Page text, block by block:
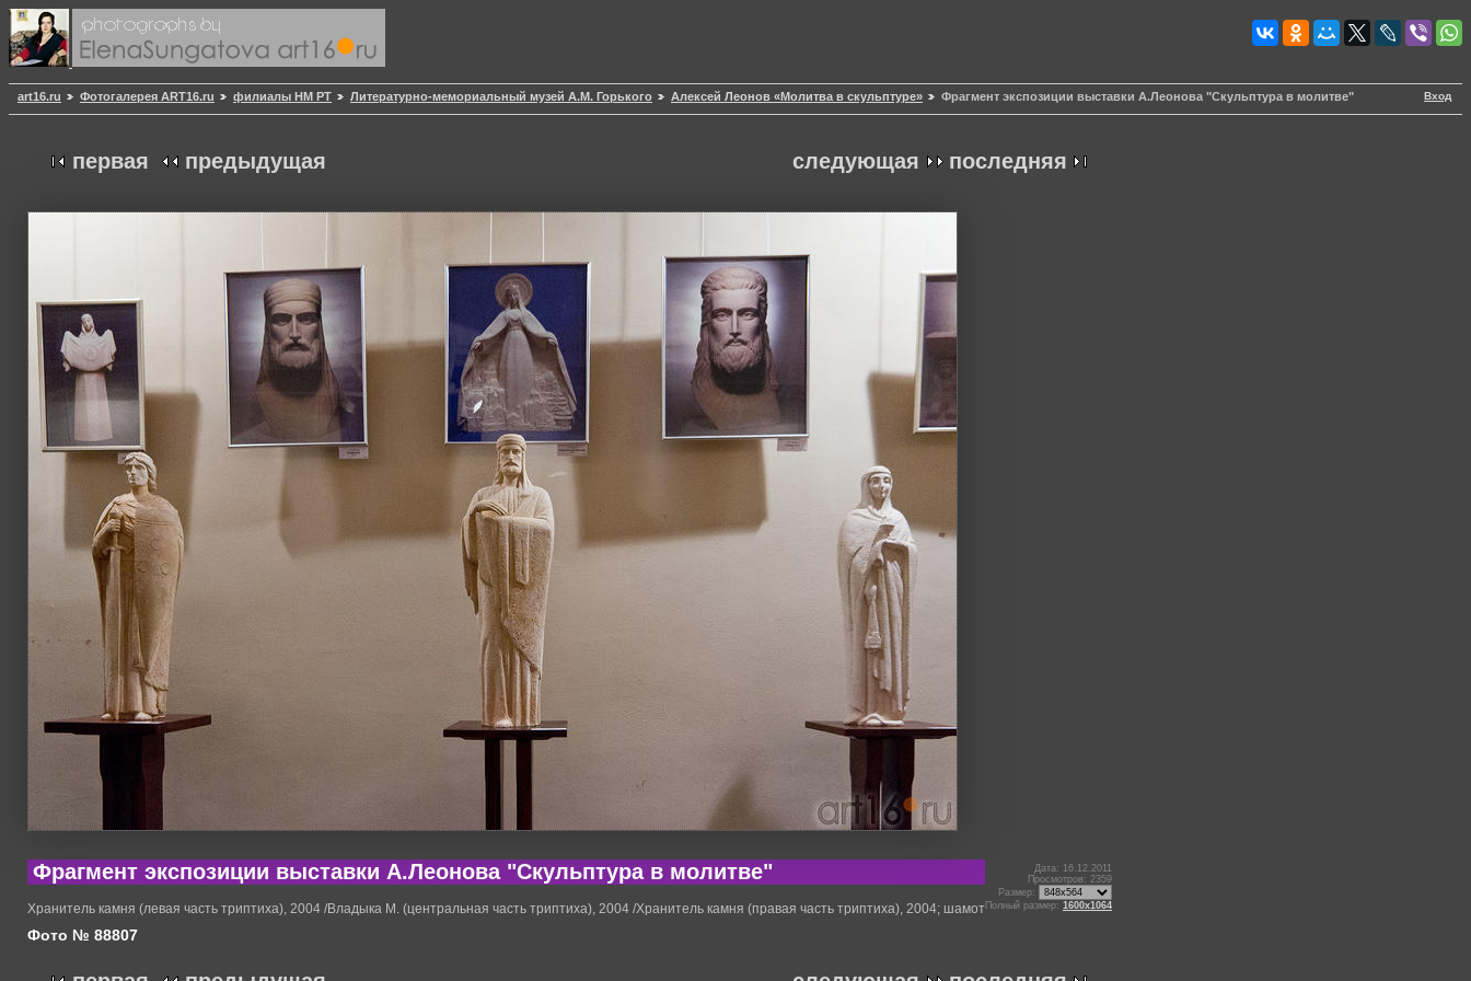
Вход
art16.ru Фотогалерея ART16.ru филиалы НМ РТ Литературно-мемориальный музей А.М. Горького Алексей Леонов «Молитва в скульптуре» Фрагмент экспозиции выставки А.Леонова "Скульптура в молитве"
следующая последняя
первая предыдущая
Фрагмент экспозиции выставки А.Леонова "Скульптура в молитве"
Хранитель камня (левая часть триптиха), 2004 /Владыка М. (центральная часть триптиха), 2004 /Хранитель камня (правая часть триптиха), 2004; шамот
Фото № 88807
Дата: 16.12.2011
Просмотров: 2359
Размер:
Полный размер: 1600x1064